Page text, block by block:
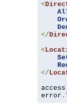
<
</
<
</
access
error .